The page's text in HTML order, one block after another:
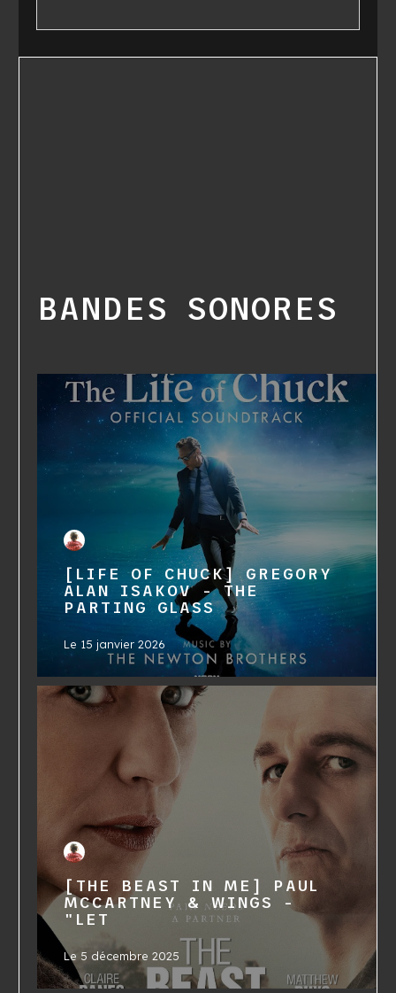
BANDES SONORES
[LIFE OF CHUCK] GREGORY
ALAN ISAKOV - THE
PARTING GLASS
Le 15 janvier 2026
[THE BEAST IN ME] PAUL
MCCARTNEY & WINGS -
"LET
Le 5 décembre 2025